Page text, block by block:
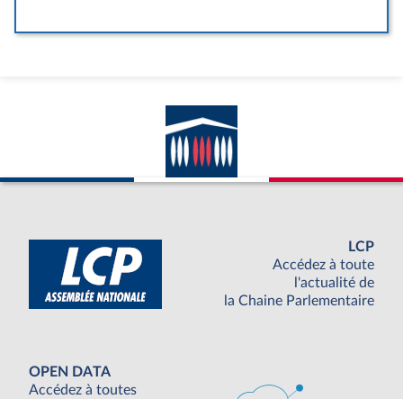
LCP
Accédez à toute
l'actualité de
la Chaine Parlementaire
OPEN DATA
Accédez à toutes